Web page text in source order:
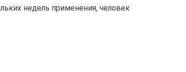
недель применения, человек